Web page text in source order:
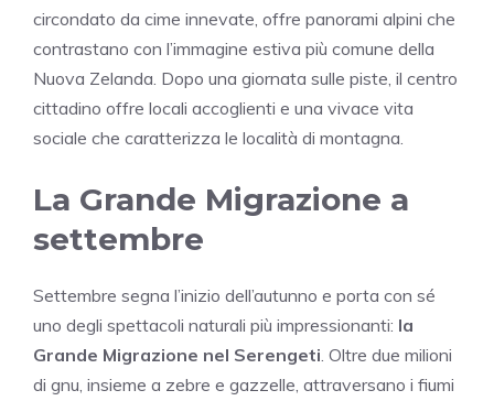
circondato da cime innevate, offre panorami alpini che
contrastano con l’immagine estiva più comune della
Nuova Zelanda. Dopo una giornata sulle piste, il centro
cittadino offre locali accoglienti e una vivace vita
sociale che caratterizza le località di montagna.
La Grande Migrazione a
settembre
Settembre segna l’inizio dell’autunno e porta con sé
uno degli spettacoli naturali più impressionanti: la
Grande Migrazione nel Serengeti . Oltre due milioni
di gnu, insieme a zebre e gazzelle, attraversano i fiumi